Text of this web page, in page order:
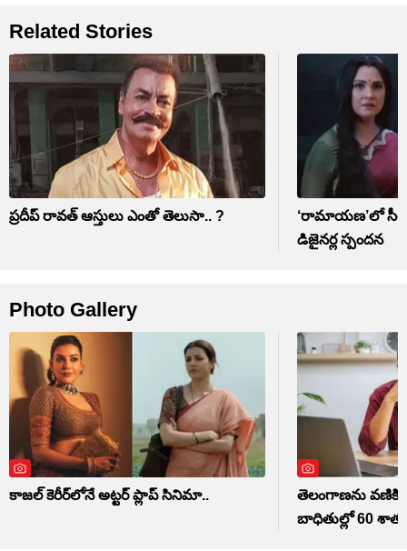
Related Stories
ప్రదీప్ రావత్ ఆస్తులు ఎంతో తెలుసా.. ?
‘రామాయణ’లో సీత
డిజైనర్ల స్పందన
Photo Gallery
కాజల్ కెరీర్‏లోనే అట్టర్ ప్లాప్ సినిమా..
తెలంగాణను
బాధితుల్లో 60